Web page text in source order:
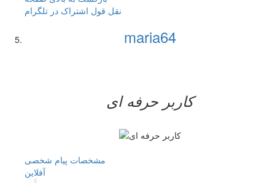
نقل قول اشتراک در تلگرام
maria64
کاربر حرفه ای
مشخصات پیام شخصی
آفلاين